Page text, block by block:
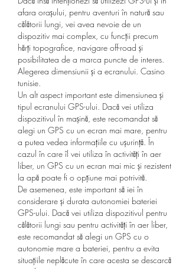
afara orașului, pentru aventuri în natură sau
călătorii lungi, vei avea nevoie de un
dispozitiv mai complex, cu funcții precum
hărți topografice, navigare off-road și
posibilitatea de a marca puncte de interes.
Alegerea dimensiunii și a ecranului. Casino
tunisie.
Un alt aspect important este dimensiunea și
tipul ecranului GPS-ului. Dacă vei utiliza
dispozitivul în mașină, este recomandat să
alegi un GPS cu un ecran mai mare, pentru
a putea vedea informațiile cu ușurință. În
cazul în care îl vei utiliza în activități în aer
liber, un GPS cu un ecran mai mic și rezistent
la apă poate fi o opțiune mai potrivită.
De asemenea, este important să iei în
considerare și durata autonomiei bateriei
GPS-ului. Dacă vei utiliza dispozitivul pentru
călătorii lungi sau pentru activități în aer liber,
este recomandat să alegi un GPS cu o
autonomie mare a bateriei, pentru a evita
situațiile neplăcute în care acesta se descarcă